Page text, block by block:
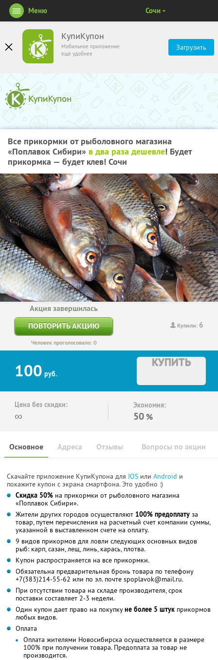
КупиКупон
Мобильное приложение
ещё удобнее
Загрузить
Меню Сочи
Все прикормки от рыболовного магазина
«Поплавок Сибири» в два раза дешевле! Будет
прикормка — будет клев! Сочи
Купили: 6
Акция завершилась
ПОВТОРИТЬ АКЦИЮ
Человек проголосовало: 0
100 руб.
КУПИТЬ
Цена без скидки:
∞
Экономия:
50 %
Основное Отзывы Вопросы по акции
Адреса
Скачайте приложение КупиКупона для IOS или Android и
покажите купон с экрана смартфона. Это удобно :)
Скидка 50% на прикормки от рыболовного магазина
«Поплавок Сибири».
Жители других городов осуществляют 100% предоплату за
товар, путем перечисления на расчетный счет компании суммы,
указанной в выставленном счете на оплату.
9 видов прикормов для ловли следующих основных видов
рыб: карп, сазан, лещ, линь, карась, плотва.
Купон распространяется на все прикормки.
Обязательна предварительная бронь товара по телефону
+7(383)214-55-62 или по эл. почте spoplavok@mail.ru.
При отсутствии товара на складе производителя, срок
поставки составляет 2-3 недели.
Один купон дает право на покупкуне более 5 штук прикормов
любых видов.
Оплата
Оплата жителями Новосибирска осуществляется в размере
100% при получении товара. Предоплата за товар не
производится.